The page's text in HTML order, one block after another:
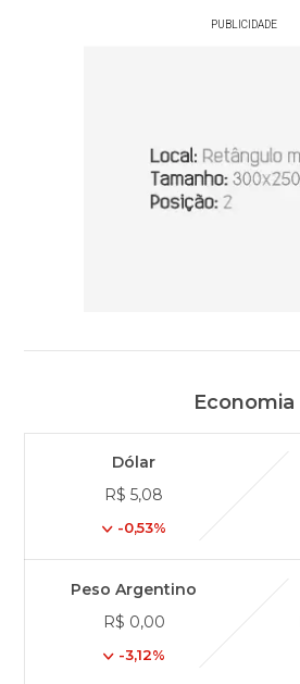
PUBLICIDADE
Economia
Dólar
R$ 5,08
-0,53%
Peso Argentino
R$ 0,00
-3,12%